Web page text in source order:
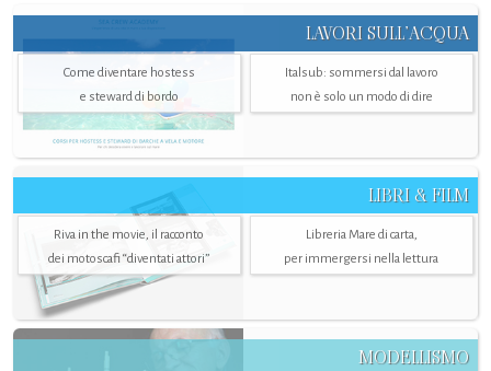
LAVORI SULL’ACQUA
Come diventare hostess
e steward di bordo
Italsub: sommersi dal lavoro
non è solo un modo di dire
LIBRI & FILM
Riva in the movie, il racconto
dei motoscafi “diventati attori”
Libreria Mare di carta,
per immergersi nella lettura
MODELLISMO